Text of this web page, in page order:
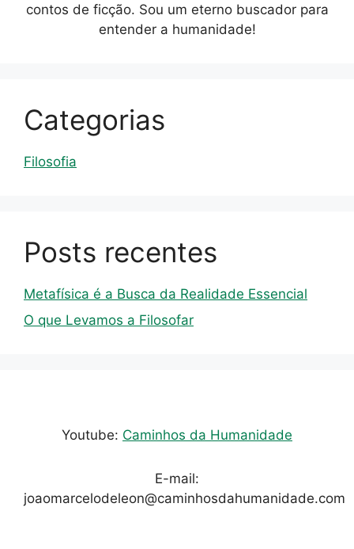
contos de ficção. Sou um eterno buscador para
entender a humanidade!
Categorias
Filosofia
Posts recentes
Metafísica é a Busca da Realidade Essencial
O que Levamos a Filosofar
Youtube: Caminhos da Humanidade
E-mail:
joaomarcelodeleon@caminhosdahumanidade.com